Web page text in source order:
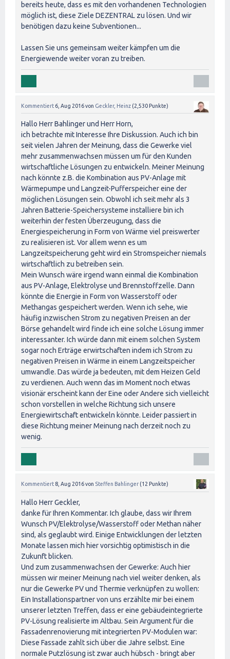
bereits heute, dass es mit den vorhandenen Technologien
möglich ist, diese Ziele DEZENTRAL zu lösen. Und wir
benötigen dazu keine Subventionen...
Lassen Sie uns gemeinsam weiter kämpfen um die
Energiewende weiter voran zu treiben.
Kommentiert 6, Aug 2016von Geckler, Heinz (2,530 Punkte)
Hallo Herr Bahlinger und Herr Horn,
ich betrachte mit Interesse Ihre Diskussion. Auch ich bin
seit vielen Jahren der Meinung, dass die Gewerke viel
mehr zusammenwachsen müssen um für den Kunden
wirtschaftliche Lösungen zu entwickeln. Meiner Meinung
nach könnte z.B. die Kombination aus PV-Anlage mit
Wärmepumpe und Langzeit-Pufferspeicher eine der
möglichen Lösungen sein. Obwohl ich seit mehr als 3
Jahren Batterie-Speichersysteme installiere bin ich
weiterhin der festen Überzeugung, dass die
Energiespeicherung in Form von Wärme viel preiswerter
zu realisieren ist. Vor allem wenn es um
Langzeitspeicherung geht wird ein Stromspeicher niemals
wirtschaftlich zu betreiben sein.
Mein Wunsch wäre irgend wann einmal die Kombination
aus PV-Anlage, Elektrolyse und Brennstoffzelle. Dann
könnte die Energie in Form von Wasserstoff oder
Methangas gespeichert werden. Wenn ich sehe, wie
häufig inzwischen Strom zu negativen Preisen an der
Börse gehandelt wird finde ich eine solche Lösung immer
interessanter. Ich würde dann mit einem solchen System
sogar noch Erträge erwirtschaften indem ich Strom zu
negativen Preisen in Wärme in einem Langzeitspeicher
umwandle. Das würde ja bedeuten, mit dem Heizen Geld
zu verdienen. Auch wenn das im Moment noch etwas
visionär erscheint kann der Eine oder Andere sich vielleicht
schon vorstellen in welche Richtung sich unsere
Energiewirtschaft entwickeln könnte. Leider passiert in
diese Richtung meiner Meinung nach derzeit noch zu
wenig.
Kommentiert 8, Aug 2016von Steffen Bahlinger (12 Punkte)
Hallo Herr Geckler,
danke für Ihren Kommentar. Ich glaube, dass wir Ihrem
Wunsch PV/Elektrolyse/Wasserstoff oder Methan näher
sind, als geglaubt wird. Einige Entwicklungen der letzten
Monate lassen mich hier vorsichtig optimistisch in die
Zukunft blicken.
Und zum zusammenwachsen der Gewerke: Auch hier
müssen wir meiner Meinung nach viel weiter denken, als
nur die Gewerke PV und Thermie verknüpfen zu wollen:
Ein Installationspartner von uns erzählte mir bei einem
unserer letzten Treffen, dass er eine gebäudeintegrierte
PV-Lösung realisierte im Altbau. Sein Argument für die
Fassadenrenovierung mit integrierten PV-Modulen war:
Diese Fassade zahlt sich über die Jahre selbst. Eine
normale Putzlösung ist zwar auch hübsch - bringt aber